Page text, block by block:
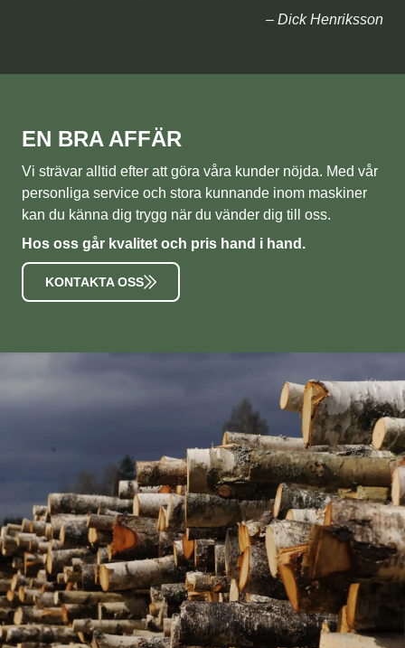
– Dick Henriksson
EN BRA AFFÄR
Vi strävar alltid efter att göra våra kunder nöjda. Med vår
personliga service och stora kunnande inom maskiner
kan du känna dig trygg när du vänder dig till oss.
Hos oss går kvalitet och pris hand i hand.
KONTAKTA OSS